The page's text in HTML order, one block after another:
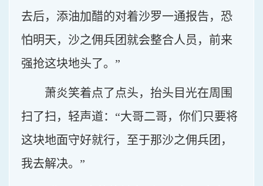
去后，添油加醋的对着沙罗一通报告，恐
怕明天，沙之佣兵团就会整合人员，前来
强抢这块地头了。”
萧炎笑着点了点头，抬头目光在周围
扫了扫，轻声道：“大哥二哥，你们只要将
这块地面守好就行，至于那沙之佣兵团，
我去解决。”